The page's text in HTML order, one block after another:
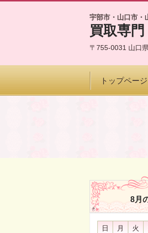
宇部市・山口市・
買取専
〒755-0031 山口
トップページ
8月
日 月 火